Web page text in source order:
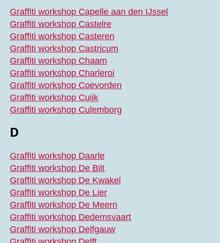
Graffiti workshop Capelle aan den IJssel
Graffiti workshop Castelre
Graffiti workshop Casteren
Graffiti workshop Castricum
Graffiti workshop Chaam
Graffiti workshop Charleroi
Graffiti workshop Coevorden
Graffiti workshop Cuijk
Graffiti workshop Culemborg
D
Graffiti workshop Daarle
Graffiti workshop De Bilt
Graffiti workshop De Kwakel
Graffiti workshop De Lier
Graffiti workshop De Meern
Graffiti workshop Dedemsvaart
Graffiti workshop Delfgauw